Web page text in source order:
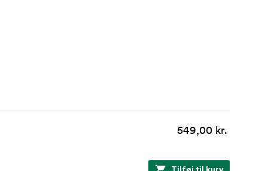
549,00 kr.